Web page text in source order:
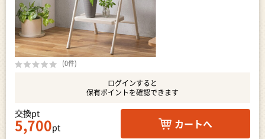
(0件)
ログインすると
保有ポイントを確認できます
交換pt
5,700pt カートへ